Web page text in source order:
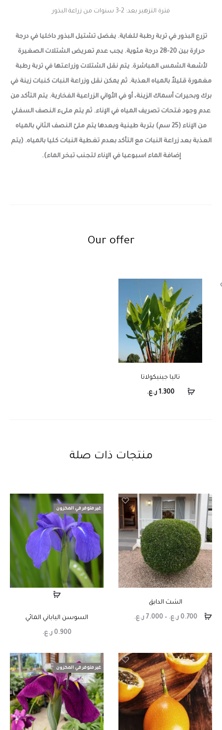
فترة التزهير بعد: 2-3 سنوات من زراعة البذور
تزرع البذور في تربة رطبة للغاية. يفضل تشتيل البذور داخليا في درجة
حرارة بين 20-28 درجة مئوية. يجب عدم تعريض الشتلات الصغيرة
لأشعة الشمس المباشرة. يتم نقل الشتلات وزراعتها في تربة رطبة
مغمورة قليلاً بالمياه العذبة. ثم يمكن نقل وزراعة النبات كنبات زينة في
برك وبحيرات أسماك الزينة، أو في الأواني الزراعية الفخارية. يتم التأكد من
عدم وجود فتحات تصريف المياه في الإناء. ثم يتم ملىء النصف السفلي
من الإناء (25 سم) بتربة طينية وبعدها يتم ملئ النصف الثاني بالمياه
العذبة بعد زراعة النبات مع التأكد بعدم تغطية النبات كليا بالمياه. (يتم
إضافة الماء اسبوعيا في الإناء لتجنب تبخر الماء).
Our offer
تاليا جينيكولاتا
1.300 ر.ع.
منتجات ذات صلة
الشث الدابق
0.700 ر.ع. –
7.000 ر.ع.
غير متوفر في المخزون
السوسن الياباني المائي
0.900 ر.ع.
غير متوفر في المخزون